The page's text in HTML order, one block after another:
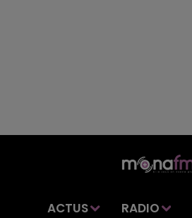
ACTUS RADIO